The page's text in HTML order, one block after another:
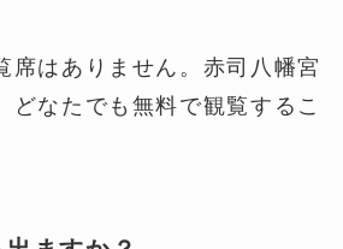
席はありません。赤司八幡宮
どなたでも無料で観覧するこ